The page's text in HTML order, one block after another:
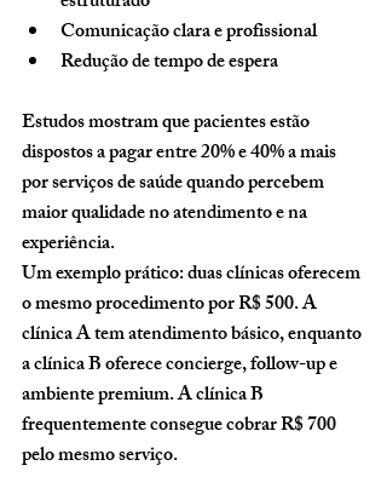
Comunicação clara e profissional
Redução de tempo de espera
Estudos mostram que pacientes estão
dispostos a pagar entre 20% e 40% a mais
por serviços de saúde quando percebem
maior qualidade no atendimento e na
experiência.
Um exemplo prático: duas clínicas oferecem
o mesmo procedimento por R$ 500. A
clínica A tem atendimento básico, enquanto
a clínica B oferece concierge, follow-up e
ambiente premium. A clínica B
frequentemente consegue cobrar R$ 700
pelo mesmo serviço.